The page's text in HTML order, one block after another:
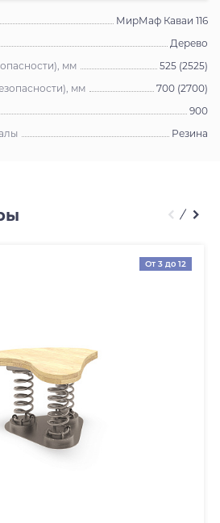
МирМаф Каваи 116
Дерево
мм
525 (2525)
мм
700 (2700)
900
Резина
От 3 до 12